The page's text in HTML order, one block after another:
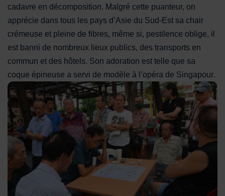
Dans Chinatown subsitent encore de scènes de vie
cadavre en décomposition. Malgré cette puanteur, on
apprécie dans tous les pays d’Asie du Sud-Est sa chair
crémeuse et pleine de fibres, même si, pestilence oblige, il
est banni de nombreux lieux publics, des transports en
commun et des hôtels. Son adoration est telle que sa
coque épineuse a servi de modèle à l’opéra de Singapour.